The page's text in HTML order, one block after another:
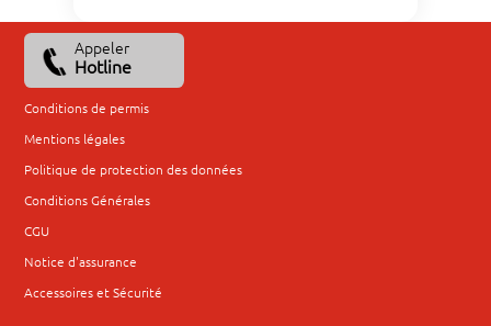
Appeler
Hotline
Conditions de permis
Mentions légales
Politique de protection des données
Conditions Générales
CGU
Notice d'assurance
Accessoires et Sécurité